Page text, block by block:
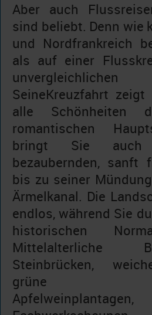
Aber auch
sind beliebt. Denn wie
und Nordfrankreich
als auf einer
SeineKreuzfahrt
alle Schönheiten
romantischen
bringt Sie auch
bezaubernden, sanft
bis zu seiner
Ärmelkanal. Die
endlos, während Sie
historischen
Mittelalterliche
Steinbrücken,
grüne
Apfelweinplantagen,